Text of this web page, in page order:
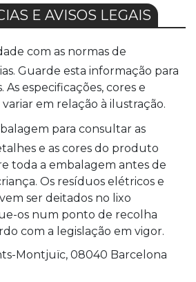
E AVISOS LEGAIS
com as normas de
Guarde esta informação para
especificações, cores e
em relação à ilustração.
para consultar as
e as cores do produto
toda a embalagem antes de
Os resíduos elétricos e
ser deitados no lixo
os num ponto de recolha
com a legislação em vigor.
Montjuïc, 08040 Barcelona